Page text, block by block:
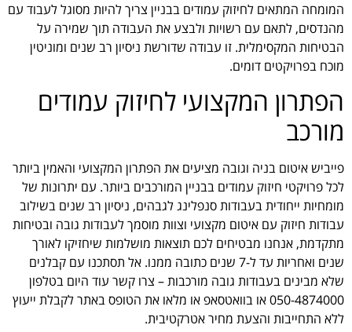
המומחה המתאים לחיזוק עמודים בבניין צריך להיות מסוגל לעבוד עם
מהנדסים, לתאם עם רשויות ולבצע את העבודה תוך שמירה על
הבטיחות המקסימלית. זו עבודה שדורשת ניסיון רב שנים ומוניטין
מוכח בפרויקטים דומים.
הפתרון המקצועי לחיזוק עמודים
מורכב
פייביש איטום בניה וגובה מציעים את הפתרון המקצועי והאמין ביותר
לכל פרויקטי חיזוק עמודים בבניין המורכבים ביותר. עם יתרונות של
מומחיות ייחודית בעבודות סנפלינג לגבהים, ניסיון רב שנים בשילוב
עבודות חיזוק עם איטום מקצועי וצוות מוסמך לעבודות גובה ובטיחות
מתקדמת, אנחנו מבטיחים לכם תוצאות מושלמות שיחזיקו לאורך
שנים ואחריות עד ל-7 שנים כתובה ממנו. אל תסתכנו עם קבלנים
שלא מבינים בעבודות גובה מורכבות – צרו קשר עוד היום בטלפון
050-4874000 או בוואטסאפ או מלאו את הטופס באתר לקבלת ייעוץ
ללא התחייבות והצעת מחיר אטרקטיבית.